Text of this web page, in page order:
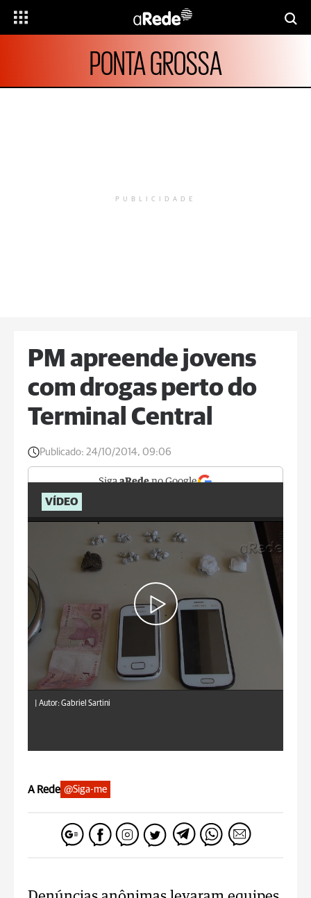
PONTA GROSSA
PUBLICIDADE
PM apreende jovens
com drogas perto do
Terminal Central
Publicado: 24/10/2014, 09:06
SigaaRedeno Google
VÍDEO
Autor: Gabriel Sartini
A Rede @Siga-me